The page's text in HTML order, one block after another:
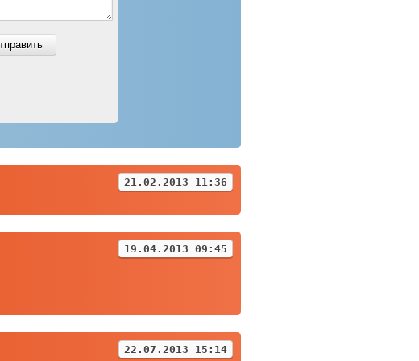
21.02.2013 11:36
19.04.2013 09:45
22.07.2013 15:14